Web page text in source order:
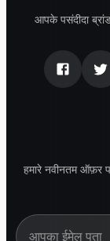
आपके पसंदीदा
हमारे नवीनतम ऑफ़र